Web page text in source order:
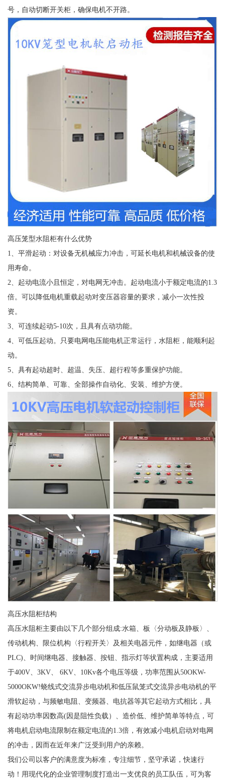
号，自动切断开关柜，确保电机不开路。
高压笼型水阻柜有什么优势
1、平滑起动：对设备无机械应力冲击，可延长电机和机械设备的使
用寿命。
2、起动电流小且恒定，对电网无冲击。起动电流小于额定电流的1.3
倍。可以降低电机重载起动对变压器容量的要求，减小一次性投
资。
3、可连续起动5-10次，且具有点动功能。
4、可低压起动。只要电网电压能电机正常运行，水阻柜，能顺利起
动。
5、具有起动超时、超温、失压、超行程等多重保护功能。
6、结构简单、可靠、全部操作自动化、安装、维护方便。
高压水阻柜结构
高压水阻柜主要由以下几个部分组成:水箱、板〈分动板及静板〉、
传动机构、限位机构〈行程开关〉及相关电器元件，如继电器（或
PLC)、时间继电器、接触器、按钮、指示灯等状置构成，主要适用
于400V、3KV、 6KV、10Kv各个电压等级，功率范围从50OKW-
5000OKW!蛲线式交流异步电动机和低压鼠笼式交流异步电动机的平
滑软起动，与频敏电阻、变频器、电抗器等其它起动方式相比，具
有起动功率因数高(因是阻性负载）、造价低、维护简单等特点，可
将电机启动电流限制在额定电流的1.3倍，有效减小电机启动对电网
的冲击，因而在近年来广泛受到用户的亲赖。
我们公司以客户的满意度为标准，专注细节，坚守承诺，快速行
动！用现代化的企业管理制度打造出一支优良的员工队伍，可为客